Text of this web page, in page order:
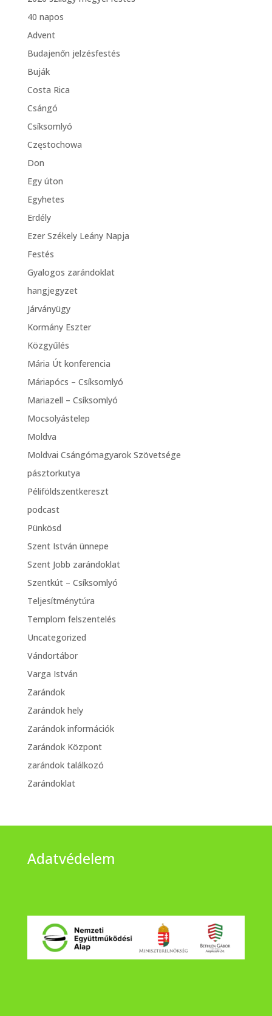
40 napos
Advent
Budajenőn jelzésfestés
Buják
Costa Rica
Csángó
Csíksomlyó
Częstochowa
Don
Egy úton
Egyhetes
Erdély
Ezer Székely Leány Napja
Festés
Gyalogos zarándoklat
hangjegyzet
Járványügy
Kormány Eszter
Közgyűlés
Mária Út konferencia
Máriapócs – Csíksomlyó
Mariazell – Csíksomlyó
Mocsolyástelep
Moldva
Moldvai Csángómagyarok Szövetsége
pásztorkutya
Péliföldszentkereszt
podcast
Pünkösd
Szent István ünnepe
Szent Jobb zarándoklat
Szentkút – Csíksomlyó
Teljesítménytúra
Templom felszentelés
Uncategorized
Vándortábor
Varga István
Zarándok
Zarándok hely
Zarándok információk
Zarándok Központ
zarándok találkozó
Zarándoklat
Adatvédelem